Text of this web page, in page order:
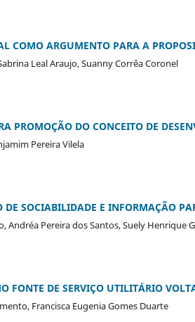
COMO ARGUMENTO PARA A
Leal Araujo, Suanny Corrêa Coronel
PROMOÇÃO DO CONCEITO DE
Pereira Vilela
DE SOCIABILIDADE E INFORMAÇÃO
Andréa Pereira dos Santos, Suely Henrique
FONTE DE SERVIÇO UTILITÁRIO
Francisca Eugenia Gomes Duarte